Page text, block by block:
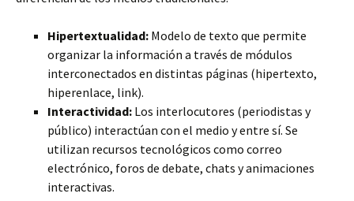
Hipertextualidad: Modelo de texto que permite
organizar la información a través de módulos
interconectados en distintas páginas (hipertexto,
hiperenlace, link).
Interactividad: Los interlocutores (periodistas y
público) interactúan con el medio y entre sí. Se
utilizan recursos tecnológicos como correo
electrónico, foros de debate, chats y animaciones
interactivas.